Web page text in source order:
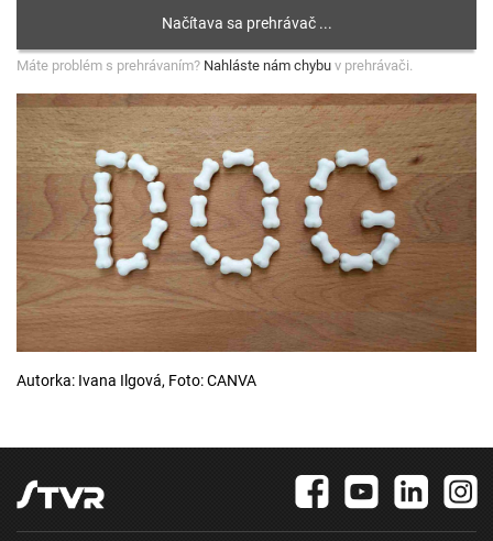
Máte problém s prehrávaním? Nahláste nám chybu v prehrávači.
Autorka: Ivana Ilgová, Foto: CANVA